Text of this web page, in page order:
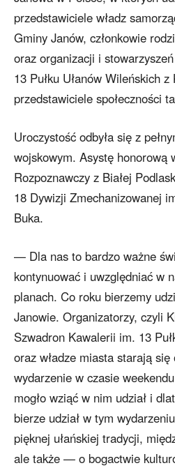
przedstawiciele władz
Gminy Janów, członkowie
oraz organizacji i
13 Pułku Ułanów Wileńskich
przedstawiciele społeczności
Uroczystość odbyła się z
wojskowym. Asystę honorową
Rozpoznawczy z Białej
18 Dywizji Zmechanizowanej
Buka.
— Dla nas to bardzo ważne
kontynuować i uwzględniać w
planach. Co roku bierzemy
Janowie. Organizatorzy, czyli
Szwadron Kawalerii im. 13
oraz władze miasta starają się
wydarzenie w czasie
mogło wziąć w nim udział i
bierze udział w tym
pięknej ułańskiej tradycji,
ale także — o bogactwie